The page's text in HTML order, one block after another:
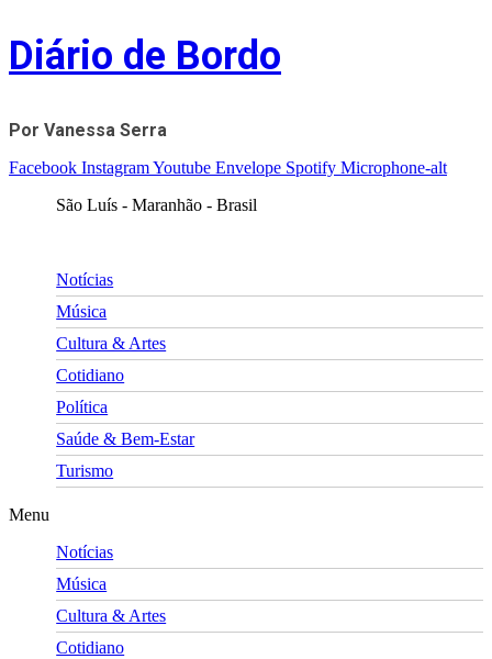
Skip
to
content
Diário de Bordo
Por Vanessa Serra
Facebook InstagramYoutube Envelope Spotify Microphone-alt
São Luís - Maranhão - Brasil
Notícias
Música
Cultura & Artes
Cotidiano
Política
Saúde & Bem-Estar
Turismo
Menu
Notícias
Música
Cultura & Artes
Cotidiano